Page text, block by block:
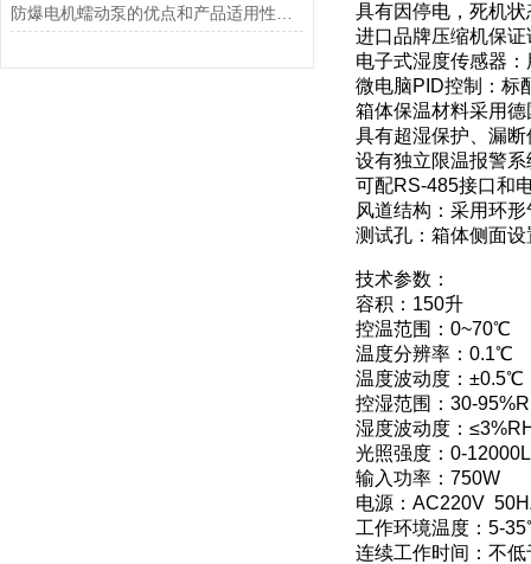
具有因停电，死机
进口品牌压缩机保
电子式湿度传感器
微电脑PID控制：标
箱体保温材料采用
具有超湿保护、漏
设有独立限温报警
可配RS-485接口和
风道结构：采用环
测试孔：箱体侧面
技术参数：
容积：150升
控温范围：0~70℃
温度分辨率：0.1℃
温度波动度：±0.5℃
控湿范围：30-
湿度波动度：
光照强度：0-
输入功率：750W
电源：AC220V
工作环境温度：5-
连续工作时间：不